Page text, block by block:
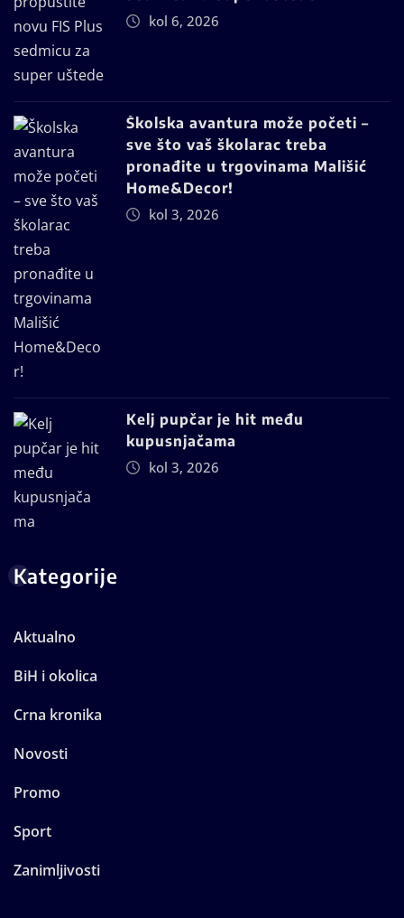
kol 6, 2026
Školska avantura može početi –
sve što vaš školarac treba
pronađite u trgovinama Mališić
Home&Decor!
kol 3, 2026
Kelj pupčar je hit među
kupusnjačama
kol 3, 2026
Kategorije
Aktualno
BiH i okolica
Crna kronika
Novosti
Promo
Sport
Zanimljivosti